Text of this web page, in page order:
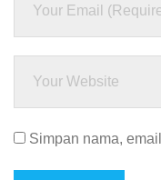
Simpan nama,